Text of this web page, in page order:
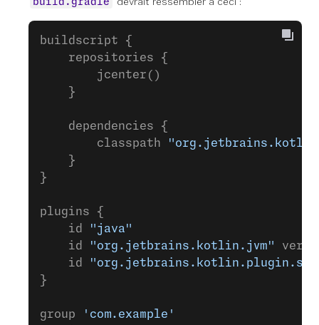
build.gradle
buildscript {
    repositories {
        jcenter()
    }
    dependencies {
        classpath
    }
}
plugins {
    id
"java"
    id
"org.jetbrains.kotlin.jvm"
    id
}
group
'com.example'